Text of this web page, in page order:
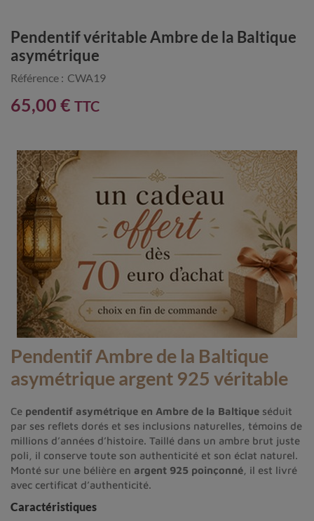
Pendentif véritable Ambre de la Baltique
asymétrique
Référence : CWA19
65,00 € TTC
Pendentif Ambre de la Baltique
asymétrique argent 925 véritable
Ce pendentif asymétrique en Ambre de la Baltique séduit
par ses reflets dorés et ses inclusions naturelles, témoins de
millions d’années d’histoire. Taillé dans un ambre brut juste
poli, il conserve toute son authenticité et son éclat naturel.
Monté sur une bélière en argent 925 poinçonné , il est livré
avec certificat d’authenticité.
Caractéristiques